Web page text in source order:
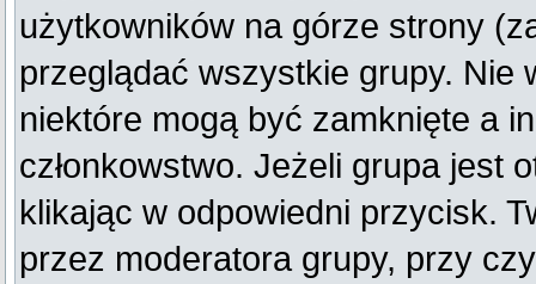
użytkowników na górze strony
przeglądać wszystkie grupy. Nie
niektóre mogą być zamknięte a
członkowstwo. Jeżeli grupa jest
klikając w odpowiedni przycisk.
przez moderatora grupy, przy